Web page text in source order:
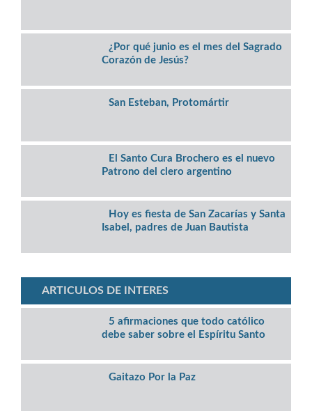
¿Por qué junio es el mes del Sagrado
Corazón de Jesús?
San Esteban, Protomártir
El Santo Cura Brochero es el nuevo
Patrono del clero argentino
Hoy es fiesta de San Zacarías y Santa
Isabel, padres de Juan Bautista
ARTICULOS DE INTERES
5 afirmaciones que todo católico
debe saber sobre el Espíritu Santo
Gaitazo Por la Paz